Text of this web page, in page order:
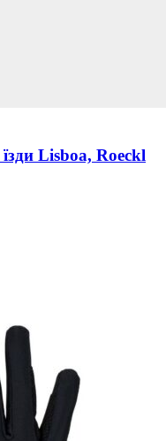
Lisboa, Roeckl